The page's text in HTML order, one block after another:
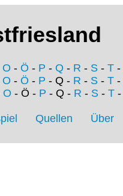
O - Ö - P - Q - R - S - T -
O - Ö - P - Q - R - S - T -
O - Ö - P - Q - R - S- T-
Quellen Über